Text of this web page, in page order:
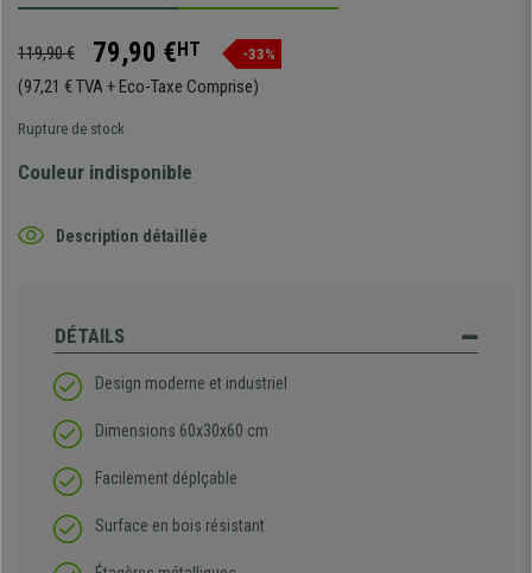
119,90 € 79,90 €HT -33%
(97,21 € TVA + Eco-Taxe Comprise)
Rupture de stock
Couleur indisponible
Description détaillée
DÉTAILS
Design moderne et industriel
Dimensions 60x30x60 cm
Facilement déplçable
Surface en bois résistant